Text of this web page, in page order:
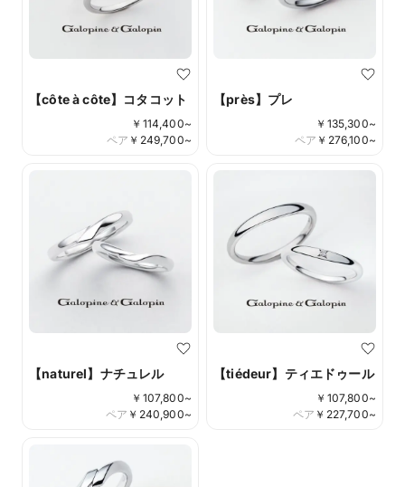
【côte à côte】コタコット
￥ 114,400~
￥ 249,700~
ペア
【près】プレ
￥ 135,300~
￥ 276,100~
ペア
【naturel】ナチュレル
￥ 107,800~
￥ 240,900~
ペア
【tiédeur】ティエドゥール
￥ 107,800~
￥ 227,700~
ペア